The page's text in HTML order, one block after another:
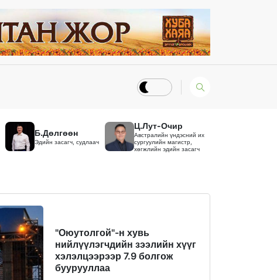
Б.Дөлгөөн
Эдийн засагч, судлаач
Ц.Лут-Очир
Австралийн үндэсний их
сургуулийн магистр,
хөгжлийн эдийн засагч
"Оюутолгой"-н хувь
нийлүүлэгчдийн зээлийн хүүг
хэлэлцээрээр 7.9 болгож
буурууллаа